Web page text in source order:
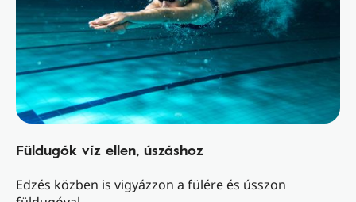
Füldugók víz ellen, úszáshoz
Edzés közben is vigyázzon a fülére és ússzon